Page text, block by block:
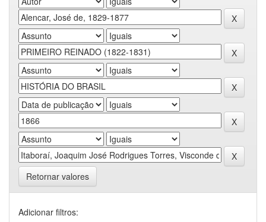
Retornar valores
Adicionar filtros: